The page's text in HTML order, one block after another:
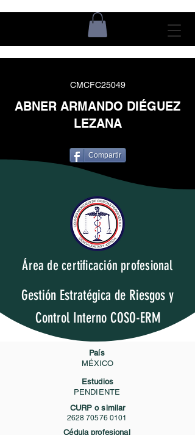
CMCFC25049
ABNER ARMANDO DIÉGUEZ
LEZANA
Compartir
Área de certificación profesional
Gestión Estratégica de Riesgos y
Control Interno COSO-ERM
País
MÉXICO
Estudios
PENDIENTE
CURP o similar
2628 70576 0101
Cédula profesional